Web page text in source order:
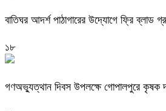
বাতিঘর আদর্শ পাঠাগারের উদ্যোগে ফ্রি ব্লাড
১৮
গণঅভ্যুত্থান দিবস উপলক্ষে গোপালপুরে কৃষক